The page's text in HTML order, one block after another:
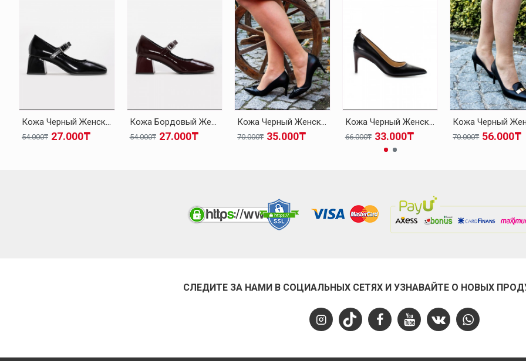
Кожа Черный Женская Толстые Каблуки Обувь 010ZA8714
27.000₸
54.000₸
Кожа Бордовый Женская Толстые Каблуки Обувь 010ZA8714
27.000₸
54.000₸
Кожа Черный Женская На Каблуках-Шпилька Обувь 019ZA21-494
35.000₸
70.000₸
Кожа Черный Женская На Каблуках-Шпилька Обувь 019ZA21-499
33.000₸
66.000₸ 56.000₸
70.000₸
СЛЕДИТЕ ЗА НАМИ В СОЦИАЛЬНЫХ СЕТЯХ И УЗНАВАЙТЕ О НОВЫХ